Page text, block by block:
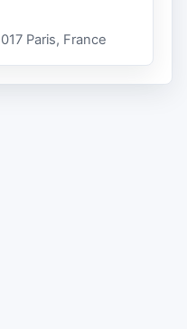
Paris, France